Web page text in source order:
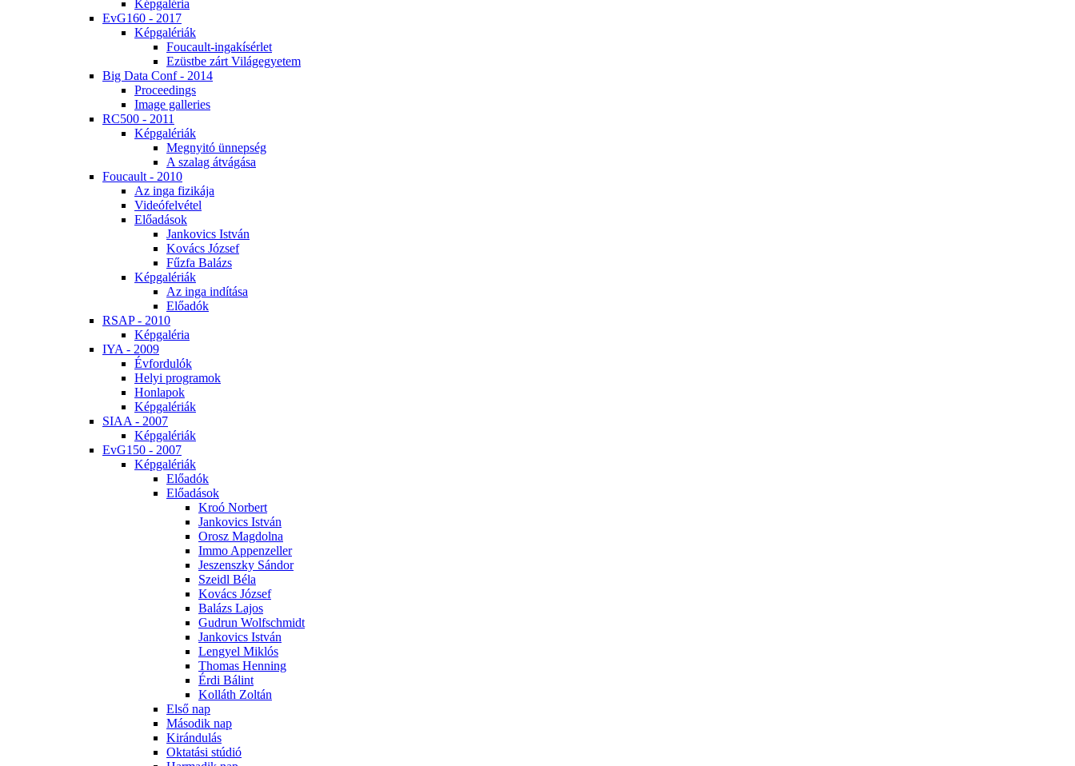
Kép­ga­lé­ria
EvG160 - 2017
Kép­ga­lé­ri­ák
Fo­u­ca­ult-in­ga­kí­sér­let
Ezüst­be zárt Vi­lág­egye­tem
Big Da­ta Conf - 2014
Pro­ce­e­dings
Image gal­le­ri­es
RC500 - 2011
Kép­ga­lé­ri­ák
Meg­nyi­tó ün­nep­ség
A sza­lag át­vá­gá­sa
Fo­u­ca­ult - 2010
Az in­ga fi­zi­ká­ja
Vi­de­ó­fel­vé­tel
Elő­adá­sok
Jan­ko­vics Ist­ván
Ko­vács Jó­zsef
Fűz­fa Ba­lázs
Kép­ga­lé­ri­ák
Az in­ga in­dí­tá­sa
Elő­adók
RSAP - 2010
Kép­ga­lé­ria
IYA - 2009
Év­for­du­lók
He­lyi prog­ra­mok
Hon­la­pok
Kép­ga­lé­ri­ák
SI­AA - 2007
Kép­ga­lé­ri­ák
EvG150 - 2007
Kép­ga­lé­ri­ák
Elő­adók
Elő­adá­sok
Kroó Nor­bert
Jan­ko­vics Ist­ván
Orosz Mag­dol­na
Im­mo Ap­pen­zel­ler
Je­szensz­ky Sán­dor
Szeidl Bé­la
Ko­vács Jó­zsef
Ba­lázs La­jos
Gud­run Wolfsch­midt
Jan­ko­vics Ist­ván
Len­gyel Mik­lós
Tho­mas Hen­ning
Ér­di Bá­lint
Kol­láth Zol­tán
El­ső nap
Má­so­dik nap
Ki­rán­du­lás
Ok­ta­tá­si stú­dió